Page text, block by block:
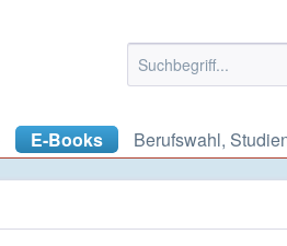
E-Books Berufswahl,